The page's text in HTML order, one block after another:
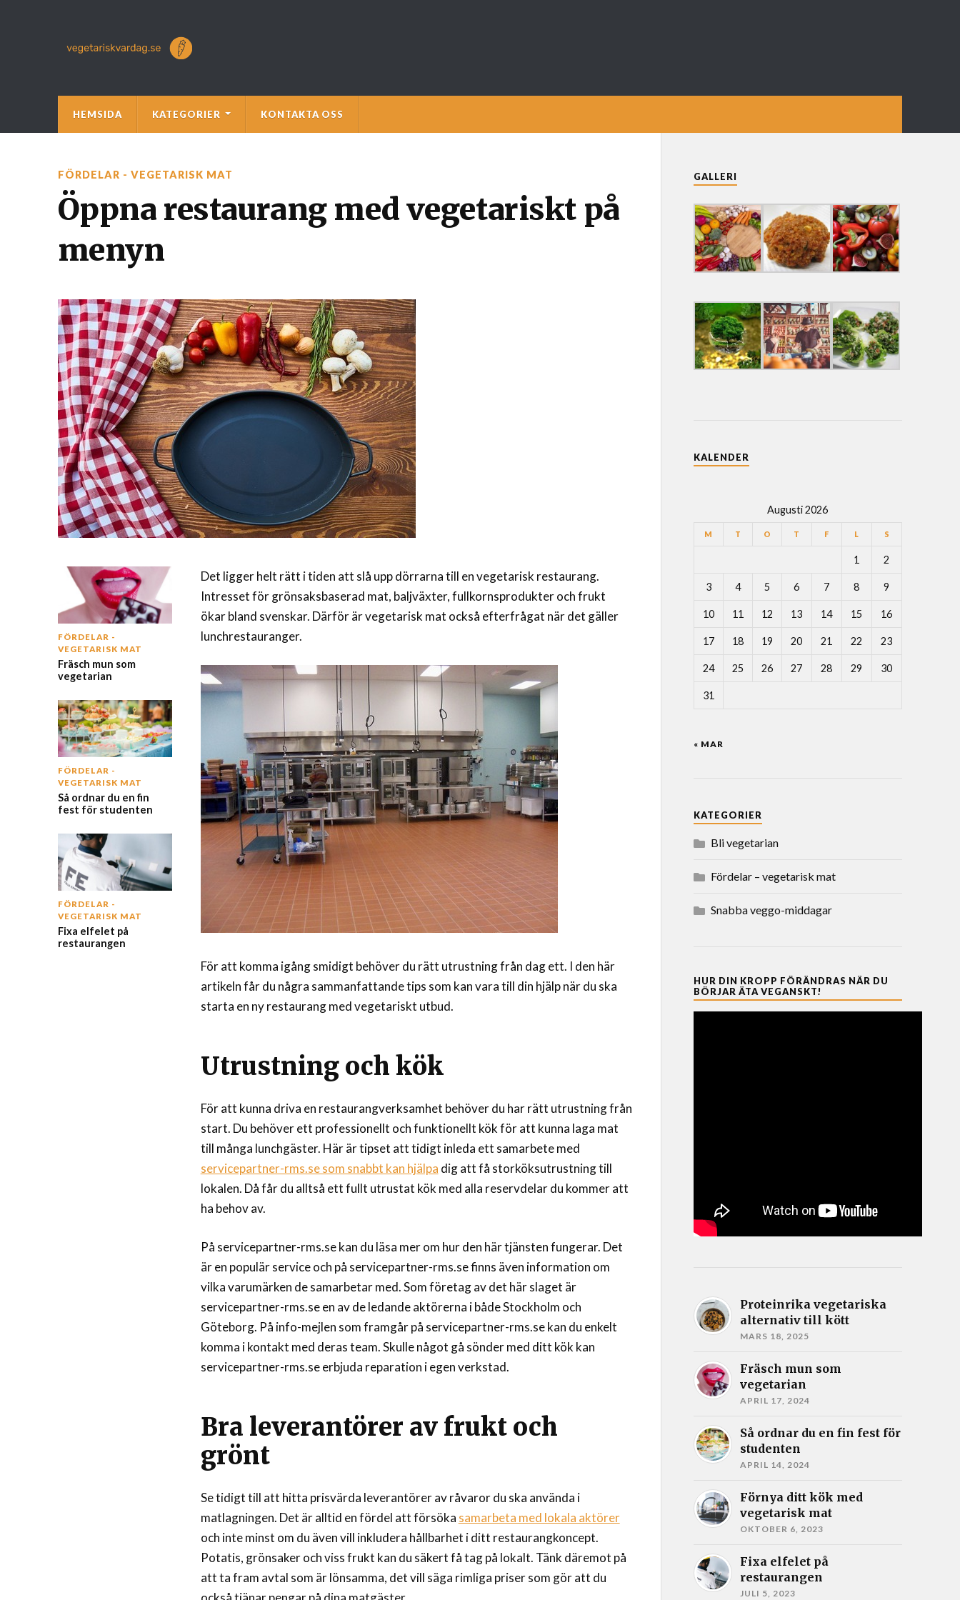
HEMSIDA KATEGORIER KONTAKTA OSS
FÖRDELAR - VEGETARISK MAT
Öppna restaurang med vegetariskt på
menyn
FÖRDELAR -
VEGETARISK MAT
Fräsch mun som
vegetarian
FÖRDELAR -
VEGETARISK MAT
Så ordnar du en fin
fest för studenten
FÖRDELAR -
VEGETARISK MAT
Fixa elfelet på
restaurangen
Det ligger helt rätt i tiden att slå upp dörrarna till en vegetarisk restaurang.
Intresset för grönsaksbaserad mat, baljväxter, fullkornsprodukter och frukt
ökar bland svenskar. Därför är vegetarisk mat också efterfrågat när det gäller
lunchrestauranger.
För att komma igång smidigt behöver du rätt utrustning från dag ett. I den här
artikeln får du några sammanfattande tips som kan vara till din hjälp när du ska
starta en ny restaurang med vegetariskt utbud.
Utrustning och kök
För att kunna driva en restaurangverksamhet behöver du har rätt utrustning från
start. Du behöver ett professionellt och funktionellt kök för att kunna laga mat
till många lunchgäster. Här är tipset att tidigt inleda ett samarbete med
servicepartner-rms.se som snabbt kan hjälpa dig att få storköksutrustning till
lokalen. Då får du alltså ett fullt utrustat kök med alla reservdelar du kommer att
ha behov av.
På servicepartner-rms.se kan du läsa mer om hur den här tjänsten fungerar. Det
är en populär service och på servicepartner-rms.se finns även information om
vilka varumärken de samarbetar med. Som företag av det här slaget är
servicepartner-rms.se en av de ledande aktörerna i både Stockholm och
Göteborg. På info-mejlen som framgår på servicepartner-rms.se kan du enkelt
komma i kontakt med deras team. Skulle något gå sönder med ditt kök kan
servicepartner-rms.se erbjuda reparation i egen verkstad.
Bra leverantörer av frukt och
grönt
Se tidigt till att hitta prisvärda leverantörer av råvaror du ska använda i
matlagningen. Det är alltid en fördel att försöka samarbeta med lokala aktörer
och inte minst om du även vill inkludera hållbarhet i ditt restaurangkoncept.
Potatis, grönsaker och viss frukt kan du säkert få tag på lokalt. Tänk däremot på
att ta fram avtal som är lönsamma, det vill säga rimliga priser som gör att du
GALLERI
KALENDER
Augusti 2026
M T O T F L S
1 2
3 4 5 6 7 8 9
10 11 12 13 14 15 16
17 18 19 20 21 22 23
24 25 26 27 28 29 30
31
« MAR
KATEGORIER
Bli vegetarian
Fördelar – vegetarisk mat
Snabba veggo-middagar
HUR DIN KROPP FÖRÄNDRAS NÄR DU
BÖRJAR ÄTA VEGANSKT!
Proteinrika vegetariska
alternativ till kött
MARS 18, 2025
Fräsch mun som
vegetarian
APRIL 17, 2024
Så ordnar du en fin fest för
studenten
APRIL 14, 2024
Förnya ditt kök med
vegetarisk mat
OKTOBER 6, 2023
Fixa elfelet på
restaurangen
JULI 5, 2023